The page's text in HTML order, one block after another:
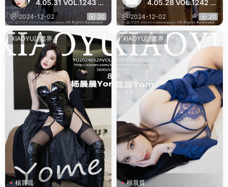
4.05.31 VOL.1243 楊
晨晨Yome 性感黑色
網狀服飾 黑色長靴 哈
爾濱旅拍寫真
2024-12-02 20
4.05.28 VOL.1242 蘇
蘇阿 黑色薄紗露肩長
裙 性感寫真
2024-12-02 20
XIAOYU語畫界
楊晨晨
XIAOYU語畫界
楊晨晨